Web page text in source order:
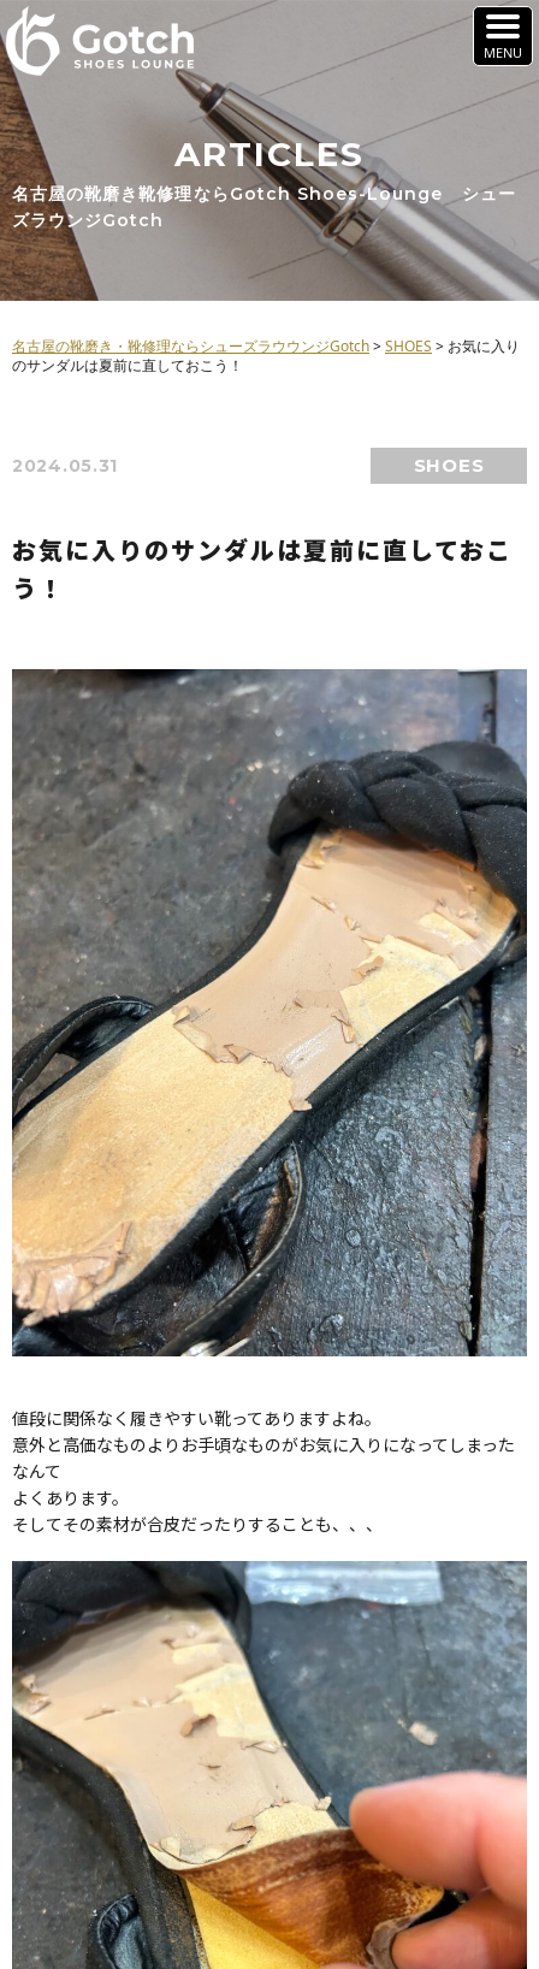
ARTICLES
名古屋の靴磨き靴修理ならGotch Shoes-Lounge シュー
ズラウンジGotch
名古屋の靴磨き・靴修理ならシューズラウウンジGotch>SHOES > お気に入り
のサンダルは夏前に直しておこう！
2024.05.31 SHOES
お気に入りのサンダルは夏前に直しておこ
う！
値段に関係なく履きやすい靴ってありますよね。
意外と高価なものよりお手頃なものがお気に入りになってしまった
なんて
よくあります。
そしてその素材が合皮だったりすることも、、、